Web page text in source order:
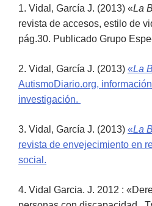
1. Vidal, García J. (2013) «La
revista de accesos, estilo de
pág.30. Publicado Grupo
2. Vidal, García J. (2013) «La
AutismoDiario.org,
investigación.
3. Vidal, García J. (2013) «La
revista de envejecimiento en
social.
4. Vidal Garcia. J. 2012 :